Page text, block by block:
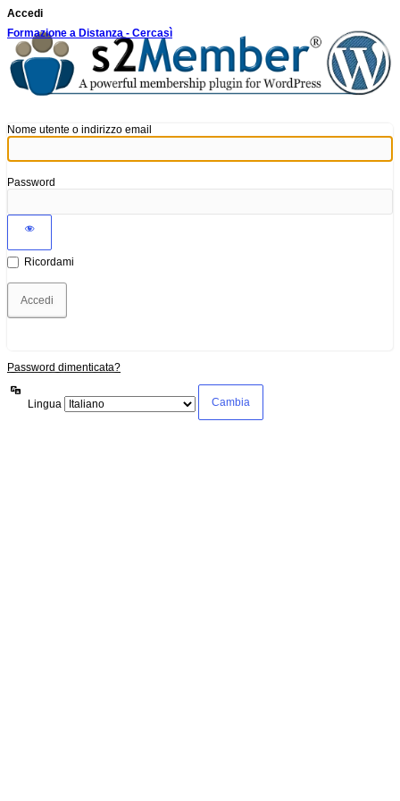
Accedi
Formazione a Distanza - Cercasì
Nome utente o indirizzo email
Password
Ricordami
Password dimenticata?
Lingua